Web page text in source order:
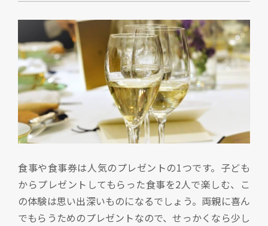
食事や食事券は人気のプレゼントの1つです。子ども
からプレゼントしてもらった食事を2人で楽しむ、こ
の体験は思い出深いものになるでしょう。両親に喜ん
でもらうためのプレゼントなので、せっかくなら少し